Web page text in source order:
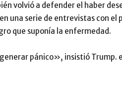
volvió a defender el haber
una serie de entrevistas con el
que suponía la enfermedad.
pánico», insistió Trump.